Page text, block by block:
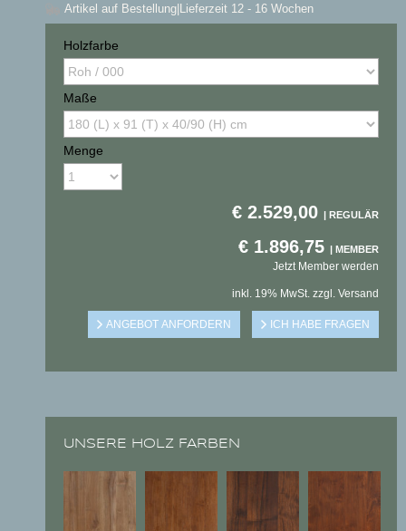
Artikel auf Bestellung |Lieferzeit 12 - 16 Wochen
Holzfarbe
Maße
Menge
€ 2.529,00
€ 1.896,75
Jetzt Member werden
inkl. 19% MwSt. zzgl. Versand
UNSERE HOLZ FARBEN